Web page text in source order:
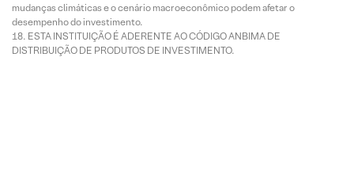
mudanças climáticas e o cenário macroeconômico podem afetar o
desempenho do investimento.
ESTA INSTITUIÇÃO É ADERENTE AO CÓDIGO ANBIMA DE
DISTRIBUIÇÃO DE PRODUTOS DE INVESTIMENTO.